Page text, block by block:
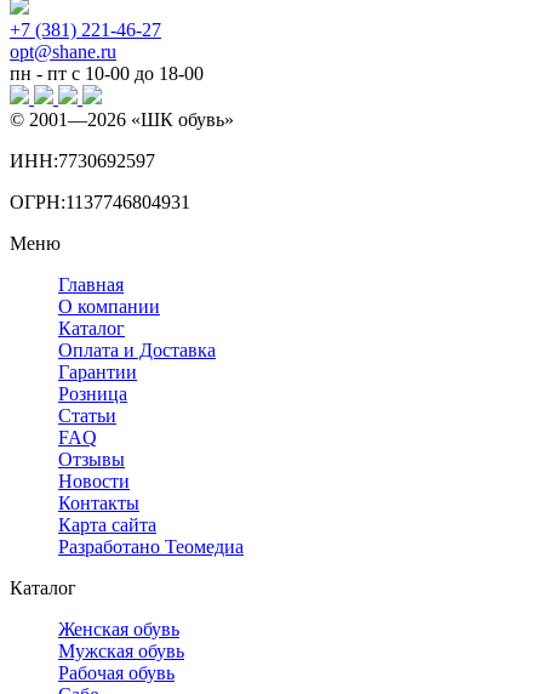
+7 (381) 221-46-27
opt@shane.ru
пн - пт с 10-00 до 18-00
© 2001—2026 «ШК обувь»
ИНН:7730692597
ОГРН:1137746804931
Меню
Главная
О компании
Каталог
Оплата и Доставка
Гарантии
Розница
Статьи
FAQ
Отзывы
Новости
Контакты
Карта сайта
Разработано Теомедиа
Каталог
Женская обувь
Мужская обувь
Рабочая обувь